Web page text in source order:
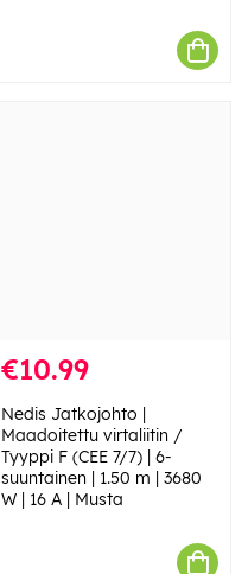
€10.99
Nedis Jatkojohto |
Maadoitettu virtaliitin /
Tyyppi F (CEE 7/7) | 6-
suuntainen | 1.50 m | 3680
W | 16 A | Musta